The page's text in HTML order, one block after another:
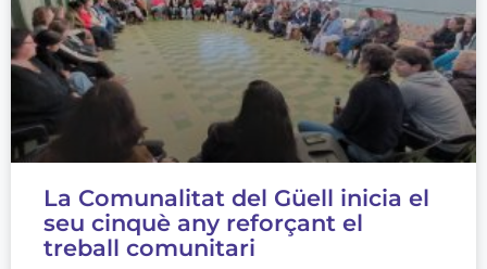
La Comunalitat del Güell inicia el
seu cinquè any reforçant el
treball comunitari